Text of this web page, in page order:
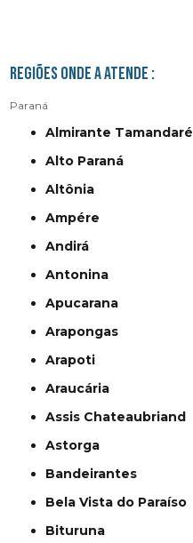
Regiões onde a atende :
Paraná
Almirante Tamandaré
Alto Paraná
Altônia
Ampére
Andirá
Antonina
Apucarana
Arapongas
Arapoti
Araucária
Assis Chateaubriand
Astorga
Bandeirantes
Bela Vista do Paraíso
Bituruna